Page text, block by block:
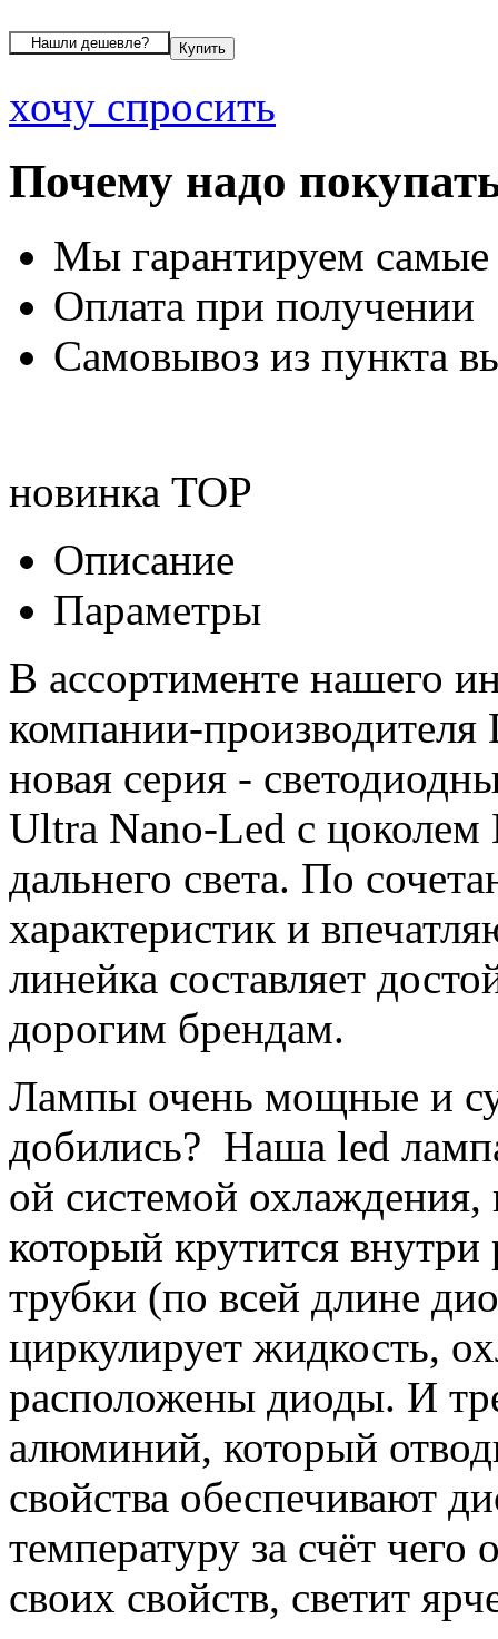
хочу спросить
Почему надо
Мы гарантируем
Оплата при получении
Самовывоз из пункта
новинка TOP
Описание
Параметры
В ассортименте нашего
компании-производителя
новая серия -
Ultra Nano-Led с цоколем
дальнего света. По
характеристик и
линейка составляет
дорогим брендам.
Лампы очень мощные и
добились? Наша led
ой системой
который крутится
трубки (по всей длине
циркулирует жидкость,
расположены диоды. И
алюминий, который
свойства обеспечивают
температуру за счёт чего
своих свойств, светит